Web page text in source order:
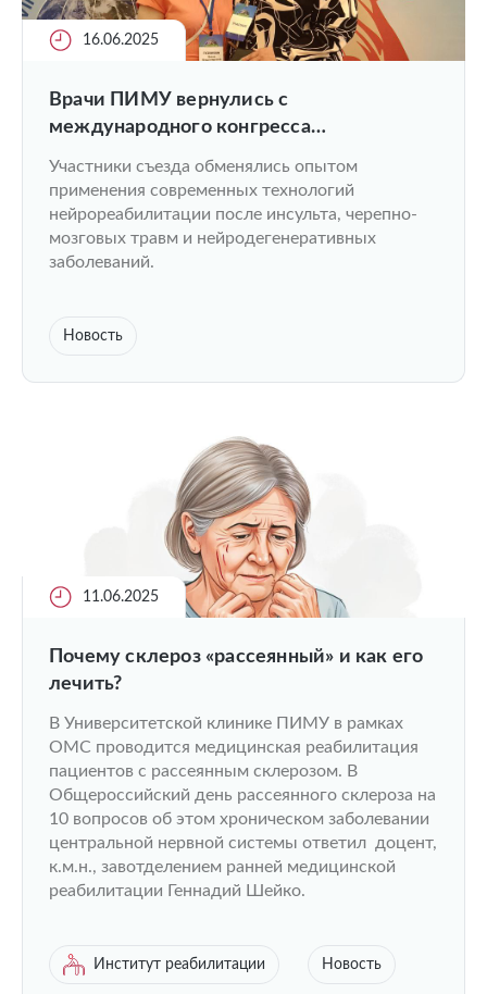
16.06.2025
Врачи ПИМУ вернулись с
международного конгресса
«Нейрореабилитация — 2025»
Участники съезда обменялись опытом
применения современных технологий
нейрореабилитации после инсульта, черепно-
мозговых травм и нейродегенеративных
заболеваний.
Новость
11.06.2025
Почему склероз «рассеянный» и как его
лечить?
В Университетской клинике ПИМУ в рамках
ОМС проводится медицинская реабилитация
пациентов с рассеянным склерозом. В
Общероссийский день рассеянного склероза на
10 вопросов об этом хроническом заболевании
центральной нервной системы ответил доцент,
к.м.н., завотделением ранней медицинской
реабилитации Геннадий Шейко.
Институт реабилитации Новость